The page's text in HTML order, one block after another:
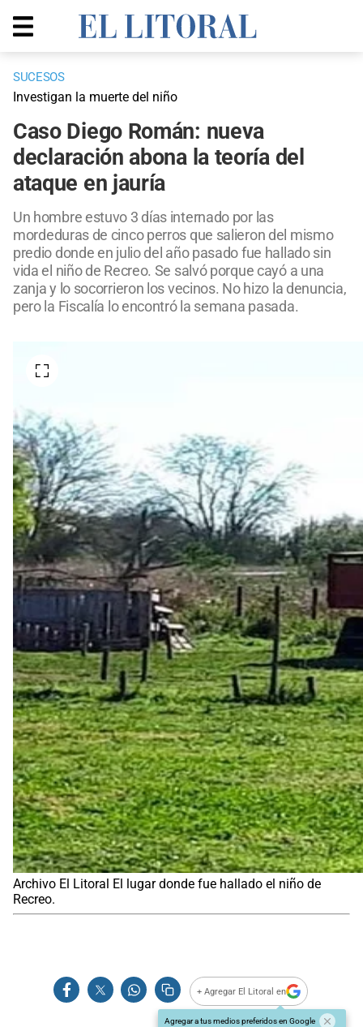
SUCESOS
Investigan la muerte del niño
Caso Diego Román: nueva
declaración abona la teoría del
ataque en jauría
Un hombre estuvo 3 días internado por las
mordeduras de cinco perros que salieron del mismo
predio donde en julio del año pasado fue hallado sin
vida el niño de Recreo. Se salvó porque cayó a una
zanja y lo socorrieron los vecinos. No hizo la denuncia,
pero la Fiscalía lo encontró la semana pasada.
Archivo El Litoral El lugar donde fue hallado el niño de
Recreo.
+ Agregar El Litoral en
Agregar a tus medios preferidos en Google